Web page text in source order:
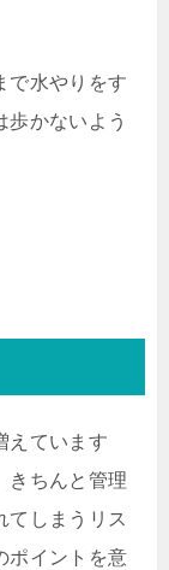
で水やりをす
歩かないよう
えています
きちんと管理
てしまうリス
ポイントを意